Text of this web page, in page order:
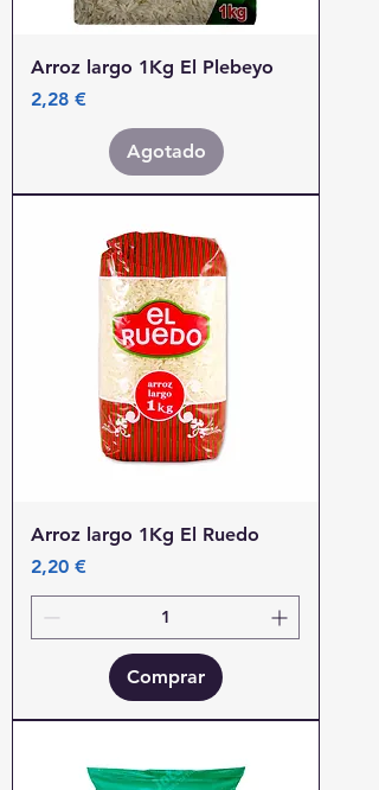
Arroz largo 1Kg El Plebeyo
Precio
2,28 €
Agotado
Arroz largo 1Kg El Ruedo
Precio
2,20 €
Comprar